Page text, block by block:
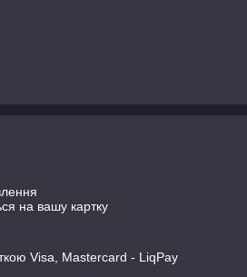
на вашу картку
Visa, Mastercard - LiqPay